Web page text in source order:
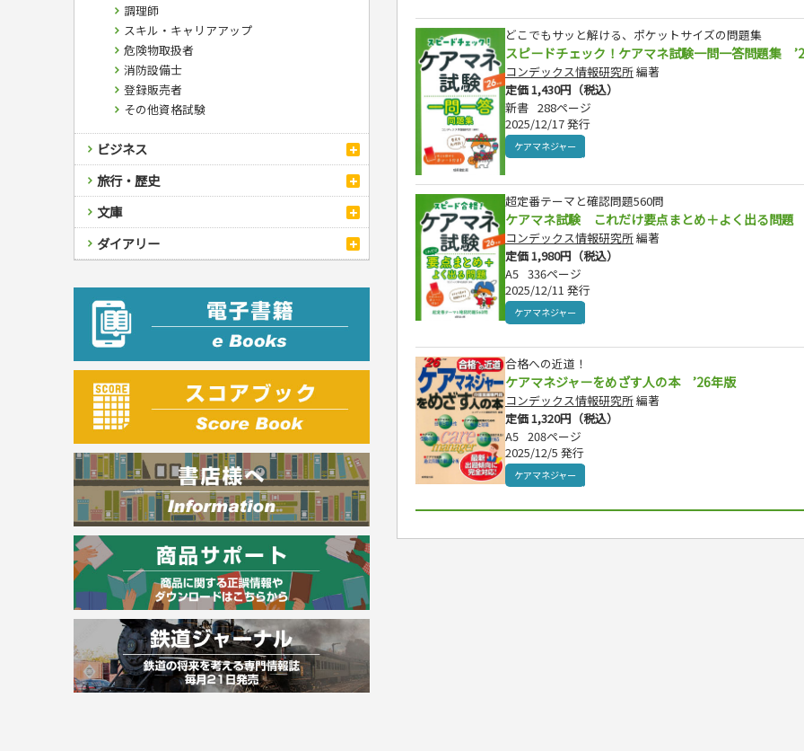
調理師
スキル・キャリアアップ
危険物取扱者
消防設備士
登録販売者
その他資格試験
ビジネス
経営・経済・法律
マネー・株・資産
簿記・経理・税金・保険
その他ビジネス
自己啓発
ビジネス読み物
旅行・歴史
国内・海外旅行
国外旅行
国内旅行
散歩・グルメ
地理・歴史
地理・地図
歴史
文庫
文庫
成美文庫
ダイアリー
プラチナダイアリー プレステージ
どこでもサッと解ける、ポケットサイズの問題集
スピードチェック！ケアマネ試験一問一答問題集
コンデックス情報研究所編著
定価 1,430円（税込）
新書 288ページ
2025/12/17 発行
ケアマネジャー
超定番テーマと確認問題560問
ケアマネ試験 これだけ要点まとめ＋よく出る問題
コンデックス情報研究所編著
定価 1,980円（税込）
A5 336ページ
2025/12/11 発行
ケアマネジャー
合格への近道！
ケアマネジャーをめざす人の本 ’26年版
コンデックス情報研究所編著
定価 1,320円（税込）
A5 208ページ
2025/12/5 発行
ケアマネジャー